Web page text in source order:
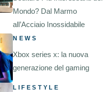
Mondo? Dal Marmo
all’Acciaio Inossidabile
NEWS
Xbox series x: la nuova
generazione del gaming
LIFESTYLE